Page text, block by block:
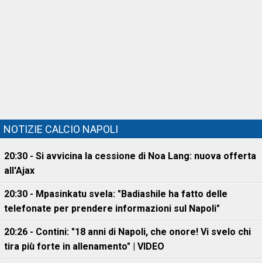
NOTIZIE CALCIO NAPOLI
20:30 - Si avvicina la cessione di Noa Lang: nuova offerta
all'Ajax
20:30 - Mpasinkatu svela: "Badiashile ha fatto delle
telefonate per prendere informazioni sul Napoli"
20:26 - Contini: "18 anni di Napoli, che onore! Vi svelo chi
tira più forte in allenamento" | VIDEO